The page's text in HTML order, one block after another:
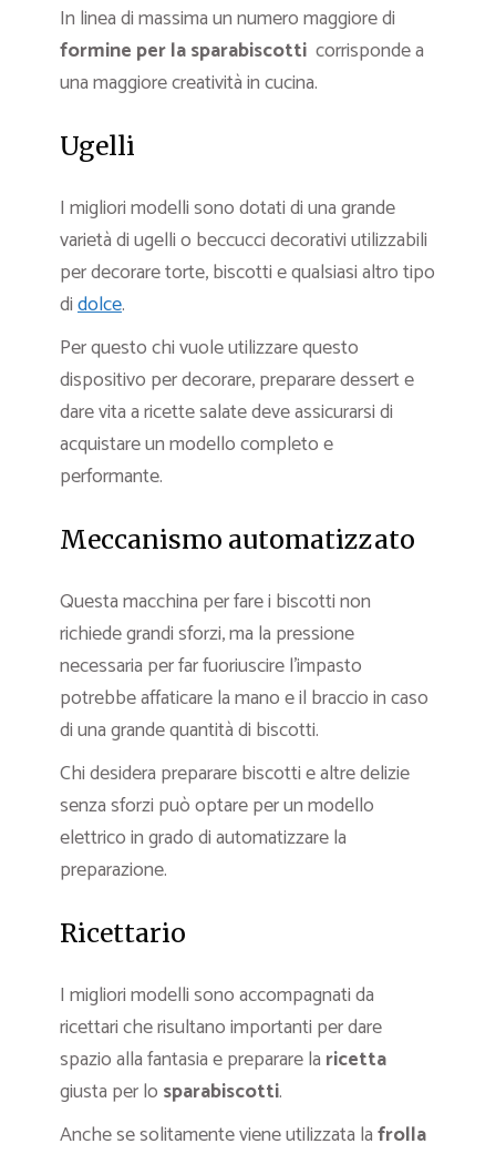
In linea di massima un numero maggiore di
formine per la sparabiscotti corrisponde a
una maggiore creatività in cucina.
Ugelli
I migliori modelli sono dotati di una grande
varietà di ugelli o beccucci decorativi utilizzabili
per decorare torte, biscotti e qualsiasi altro tipo
didolce.
Per questo chi vuole utilizzare questo
dispositivo per decorare, preparare dessert e
dare vita a ricette salate deve assicurarsi di
acquistare un modello completo e
performante.
Meccanismo automatizzato
Questa macchina per fare i biscotti non
richiede grandi sforzi, ma la pressione
necessaria per far fuoriuscire l’impasto
potrebbe affaticare la mano e il braccio in caso
di una grande quantità di biscotti.
Chi desidera preparare biscotti e altre delizie
senza sforzi può optare per un modello
elettrico in grado di automatizzare la
preparazione.
Ricettario
I migliori modelli sono accompagnati da
ricettari che risultano importanti per dare
spazio alla fantasia e preparare la ricetta
giusta per lo sparabiscotti.
Anche se solitamente viene utilizzata lafrolla